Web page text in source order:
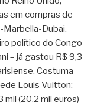
em compras de
Dubai.
político do Congo
– já gastou R$ 9,3
Costuma
Louis Vuitton:
(20,2 mil euros)